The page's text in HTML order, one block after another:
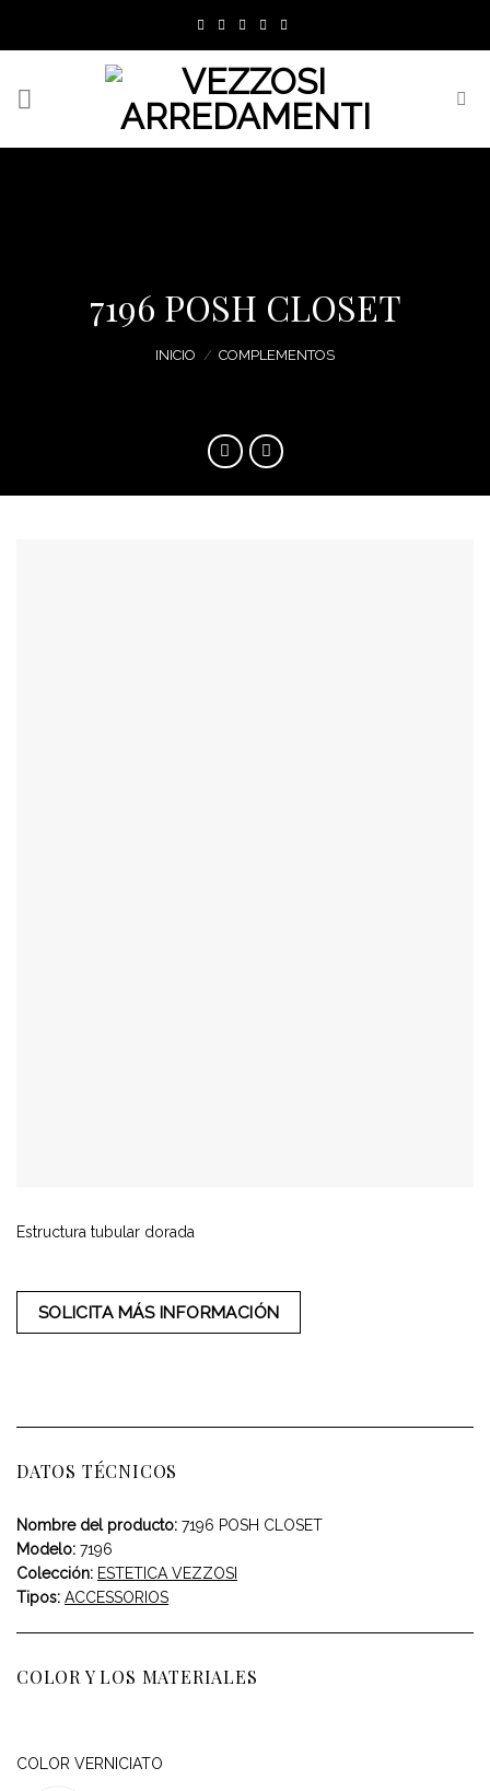
7196 POSH CLOSET
INICIO / COMPLEMENTOS
Estructura tubular dorada
SOLICITA MÁS INFORMACIÓN
DATOS TÉCNICOS
Nombre del producto: 7196 POSH CLOSET
Modelo: 7196
Colección: ESTETICA VEZZOSI
Tipos: ACCESSORIOS
COLOR Y LOS MATERIALES
COLOR VERNICIATO